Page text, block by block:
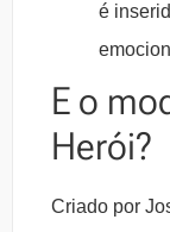
é
E o
Herói?
Criado por